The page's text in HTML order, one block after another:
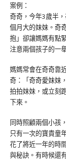
案例：
奇奇，今年3歲半
個月大的妹妹。奇
抱」卻讓媽媽有點
注意兩個孩子的一
媽媽常會在奇奇靠
奇：「奇奇愛妹妹
拍拍妹妹，或立刻
下來。
同時照顧兩個小孩
只有一次的寶貴童
花了將近一年的時
與秘訣。有時候還